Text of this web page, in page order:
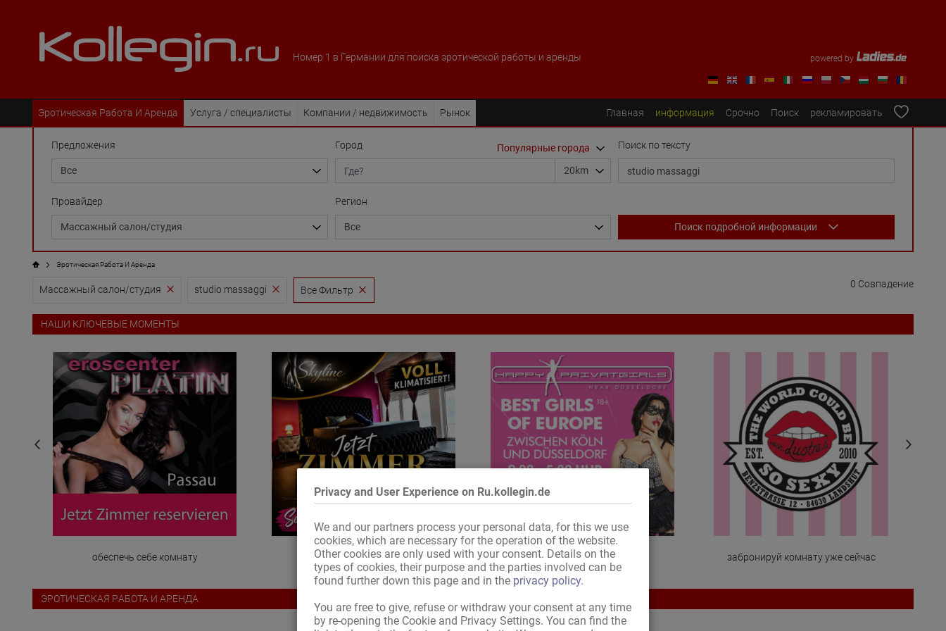
Privacy and User Experience on Ru.kollegin.de
We and our partners process your personal data, for this we use
cookies, which are necessary for the operation of the website.
Other cookies are only used with your consent. Details on the
types of cookies, their purpose and the parties involved can be
found further down this page and in the privacy policy.
You are free to give, refuse or withdraw your consent at any time
by re-opening the Cookie and Privacy Settings. You can find the
Номер 1 в Германии для поиска эротической работы и аренды powered by
Эротическая Pабота И Аренда Услуга / специалисты Компании / недвижимость Рынок Главная информация Срочно Поиск рекламировать
Предложения Город Поиск по тексту
Провайдер Регион
Поиск подробной информации
Эротическая Pабота И Аренда
Массажный салон/студия studio massaggi Все Фильтр
0 Совпадение
НАШИ КЛЮЧЕВЫЕ МОМЕНТЫ
обеспечь себе комнату обеспечь себе комнату только лучшее для вас забронируй комнату уже сейчас
ЭРОТИЧЕСКАЯ PАБОТА И АРЕНДА